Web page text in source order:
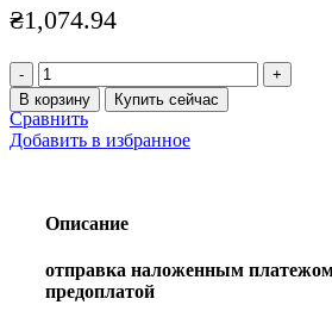
₴1,074.94
Количество
товара
Колесо
для
Yoga
В корзину Купить сейчас
Сравнить
Добавить в избранное
Описание
отправка наложенным
предоплатой